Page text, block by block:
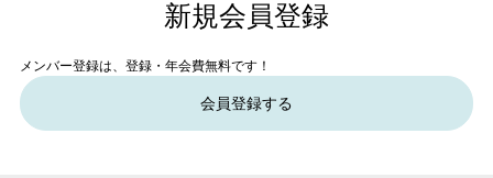
新規会員登録
メンバー登録は、登録・年会費無料です！
会員登録する